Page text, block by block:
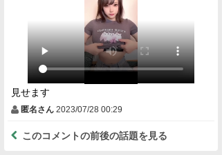
見せます
匿名さん 2023/07/28 00:29
このコメントの前後の話題を見る